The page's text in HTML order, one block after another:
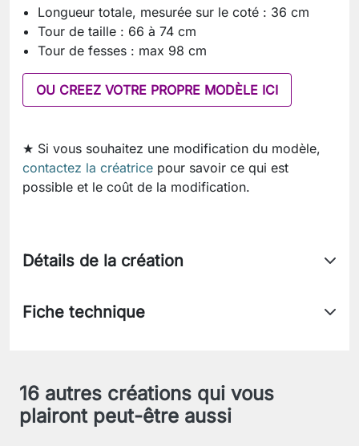
Longueur totale, mesurée sur le coté : 36 cm
Tour de taille : 66 à 74 cm
Tour de fesses : max 98 cm
OU CREEZ VOTRE PROPRE MODÈLE ICI
★ Si vous souhaitez une modification du modèle,
contactez la créatrice pour savoir ce qui est
possible et le coût de la modification.
Détails de la création
Fiche technique
16 autres créations qui vous
plairont peut-être aussi